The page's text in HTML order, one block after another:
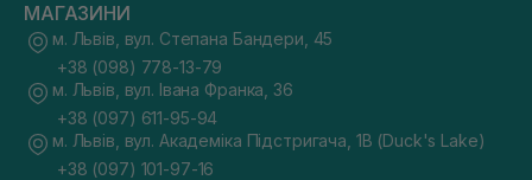
МАГАЗИНИ
м. Львів, вул. Степана Бандери, 45
+38 (098) 778-13-79
м. Львів, вул. Івана Франка, 36
+38 (097) 611-95-94
м. Львів, вул. Академіка Підстригача, 1В (Duck's Lake)
+38 (097) 101-97-16